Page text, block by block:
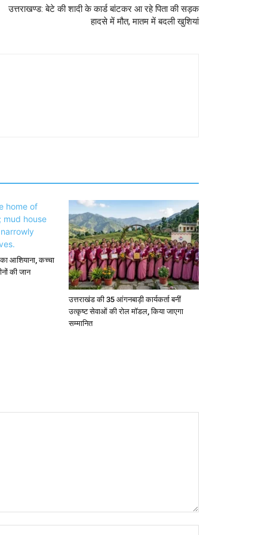
उत्तराखण्ड: बेटे की शादी के कार्ड बांटकर आ रहे पिता की सड़क
हादसे में मौत, मातम में बदली खुशियां
का आशियाना, कच्चा
की जान
उत्तराखंड की 35 आंगनबाड़ी कार्यकर्ता बनीं
उत्कृष्ट सेवाओं की रोल मॉडल, किया जाएगा
सम्मानित